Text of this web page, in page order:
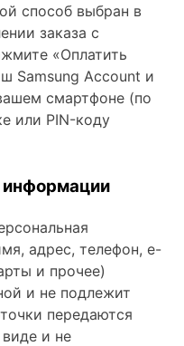
способ выбран в
заказа с
«Оплатить
Samsung Account и
смартфоне (по
или PIN-коду
информации
адрес, телефон, e-
и прочее)
и не подлежит
передаются
и не